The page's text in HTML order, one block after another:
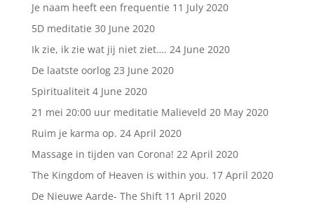
Je naam heeft een frequentie 11 July 2020
5D meditatie 30 June 2020
Ik zie, ik zie wat jij niet ziet…. 24 June 2020
De laatste oorlog 23 June 2020
Spiritualiteit 4 June 2020
21 mei 20:00 uur meditatie Malieveld 20 May 2020
Ruim je karma op. 24 April 2020
Massage in tijden van Corona! 22 April 2020
The Kingdom of Heaven is within you. 17 April 2020
De Nieuwe Aarde- The Shift 11 April 2020